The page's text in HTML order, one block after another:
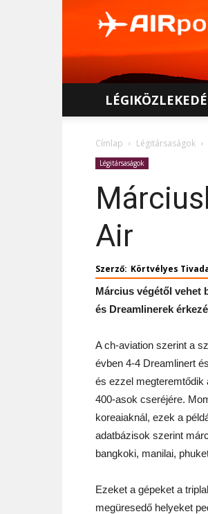
Címlap Légitársaságok
Légitársaságok
Air
Szerző: Körtvélyes
Március végétől vehet
és Dreamlinerek
A ch-aviation szerint a
évben 4-4 Dreamlinert
és ezzel megteremtődik
400-asok cseréjére.
koreaiaknál, ezek a
adatbázisok szerint
bangkoki, manilai,
Ezeket a gépeket a
megüresedő helyeket